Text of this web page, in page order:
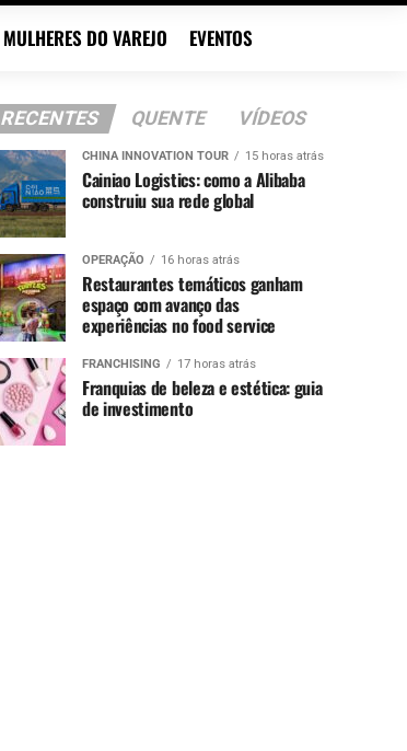
MULHERES DO VAREJO EVENTOS
RECENTES QUENTE VÍDEOS
CHINA INNOVATION TOUR 15 horas atrás
Cainiao Logistics: como a Alibaba
construiu sua rede global
OPERAÇÃO 16 horas atrás
Restaurantes temáticos ganham
espaço com avanço das
experiências no food service
FRANCHISING 17 horas atrás
Franquias de beleza e estética: guia
de investimento